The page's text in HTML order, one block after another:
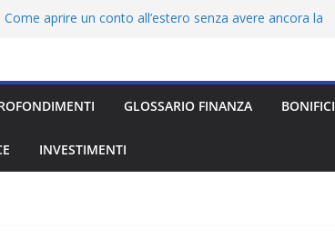
Come aprire un conto all’estero senza avere ancora la
Migliori carte da viaggio all’estero: quale scegliere
GLOSSARIO FINANZA BONIFICI
INVESTIMENTI